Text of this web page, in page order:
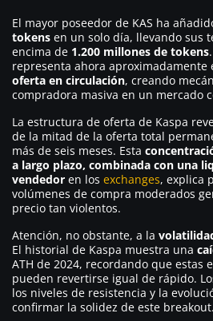
El mayor poseedor de KAS ha
tokens en un solo día, llevando sus
encima de 1.200 millones de tokens
representa ahora aproximadamente
oferta en circulación, creando
compradora masiva en un mercado
La estructura de oferta de Kaspa
de la mitad de la oferta total
más de seis meses. Esta
a largo plazo, combinada con una
vendedor en los exchanges, explica
volúmenes de compra moderados
precio tan violentos.
Atención, no obstante, a la
El historial de Kaspa muestra una
ATH de 2024, recordando que estas
pueden revertirse igual de rápido.
los niveles de resistencia y la
confirmar la solidez de este breakout.